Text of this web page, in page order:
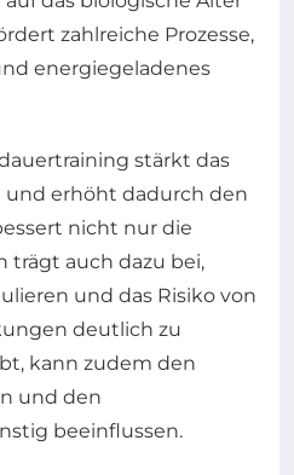
zahlreiche Prozesse,
energiegeladenes
stärkt das
und erhöht dadurch den
nicht nur die
trägt auch dazu bei,
und das Risiko von
deutlich zu
kann zudem den
und den
beeinflussen.